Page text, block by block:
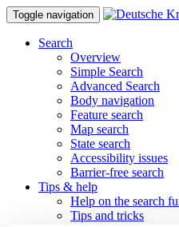
Toggle navigation
Search
Overview
Simple Search
Advanced Search
Body navigation
Feature search
Map search
State search
Accessibility issues
Barrier-free search
Tips & help
Help on the search
Tips and tricks